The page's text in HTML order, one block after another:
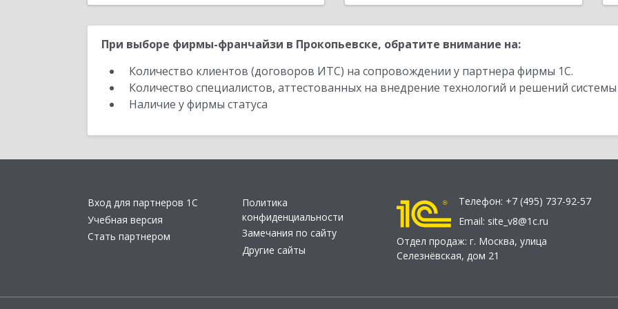
При выборе фирмы-франчайзи в Прокопьевске, обратите внимание на:
Количество клиентов (договоров ИТС) на сопровождении у партнера фирмы 1С.
Количество специалистов, аттестованных на внедрение технологий и решений
Наличие у фирмы статуса
Вход для партнеров 1С
Учебная версия
Стать партнером
Политика
конфиденциальности
Замечания по сайту
Другие сайты
Телефон: +7 (495) 737-92-57
Email: site_v8@1c.ru
Отдел продаж: г. Москва, улица
Селезнёвская, дом 21